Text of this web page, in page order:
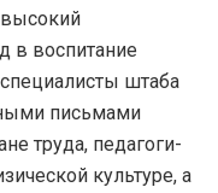
в воспитание
штаба
письмами
труда, педагоги-
культуре, а